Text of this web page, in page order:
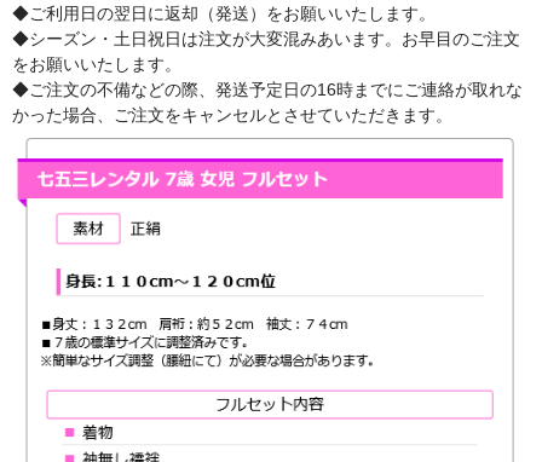
◆ご利用日の翌日に返却（発送）をお願いいたします。
◆シーズン・土日祝日は注文が大変混みあいます。お早目のご注文
をお願いいたします。
◆ご注文の不備などの際、発送予定日の16時までにご連絡が取れな
かった場合、ご注文をキャンセルとさせていただきます。